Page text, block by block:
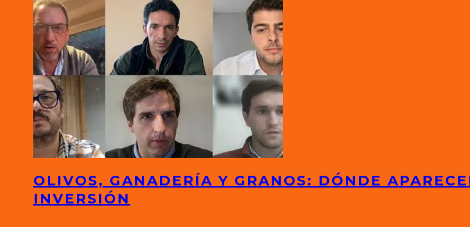
OLIVOS, GANADERÍA Y GRANOS: DÓNDE
INVERSIÓN